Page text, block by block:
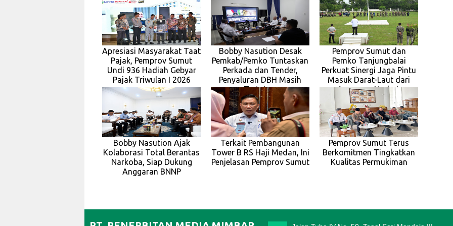
Apresiasi Masyarakat Taat
Pajak, Pemprov Sumut
Undi 936 Hadiah Gebyar
Pajak Triwulan I 2026
Bobby Nasution Desak
Pemkab/Pemko Tuntaskan
Perkada dan Tender,
Penyaluran DBH Masih
Tertahan
Pemprov Sumut dan
Pemko Tanjungbalai
Perkuat Sinergi Jaga Pintu
Masuk Darat-Laut dari
Ancaman Narkob
Bobby Nasution Ajak
Kolaborasi Total Berantas
Narkoba, Siap Dukung
Anggaran BNNP
Terkait Pembangunan
Tower B RS Haji Medan, Ini
Penjelasan Pemprov Sumut
Pemprov Sumut Terus
Berkomitmen Tingkatkan
Kualitas Permukiman